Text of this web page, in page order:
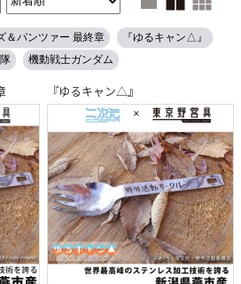
＆パンツァー 最終章
『ゆるキャン△』
機動戦士ガンダム
『ゆるキャン△』